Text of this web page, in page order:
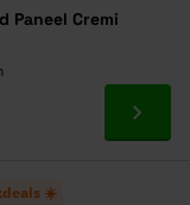
Paneel Cremi
Ga
☀️